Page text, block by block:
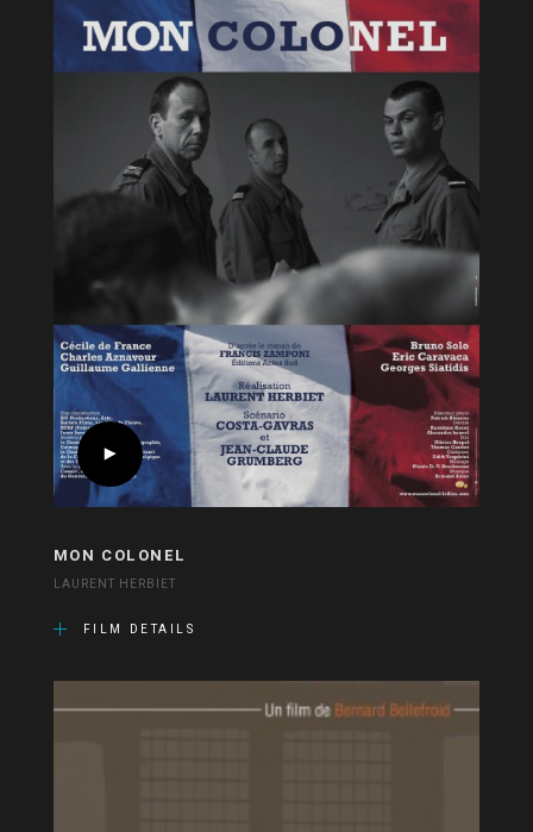
MON COLONEL
LAURENT HERBIET
FILM DETAILS